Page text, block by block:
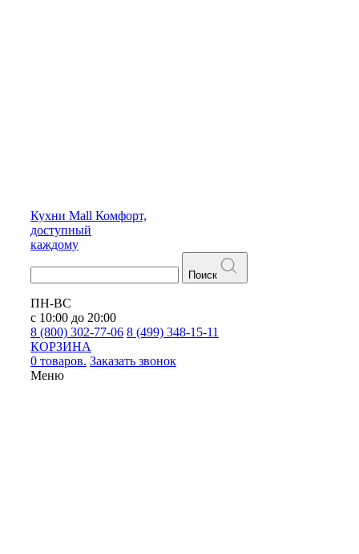
Кухни Mall Комфорт,
доступный
каждому
Поиск
ПН-ВС
с 10:00 до 20:00
8 (800) 302-77-06 8 (499) 348-15-11
КОРЗИНА
0 товаров. Заказать звонок
Меню